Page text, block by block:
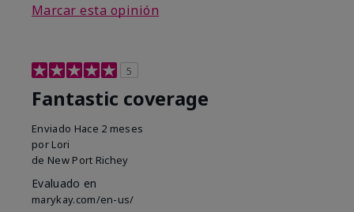
Marcar esta opinión
5
Fantastic coverage
Enviado Hace 2 meses
por Lori
de New Port Richey
Evaluado en
marykay.com/en-us/